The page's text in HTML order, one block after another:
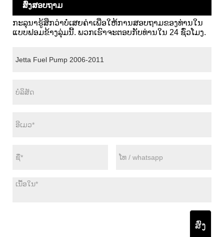
ສົ່ງສອບຖາມ
ກະລຸນາຮູ້ສຶກວ່າບໍ່ເສຍຄ່າເພື່ອໃຫ້ການສອບຖາມຂອງທ່ານໃນ
ແບບຟອມຂ້າງລຸ່ມນີ້. ພວກເຮົາຈະຕອບກັບທ່ານໃນ 24 ຊົ່ວໂມງ.
ສົ່ງ